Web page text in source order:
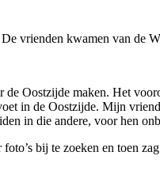
vrienden kwamen van de
Oostzijde maken. Het
in de Oostzijde. Mijn
in die andere, voor hen
bij te zoeken en toen